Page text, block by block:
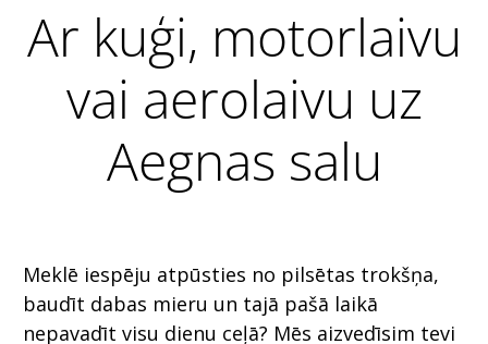
Ar kuģi, motorlaivu
vai aerolaivu uz
Aegnas salu
Meklē iespēju atpūsties no pilsētas trokšņa,
baudīt dabas mieru un tajā pašā laikā
nepavadīt visu dienu ceļā? Mēs aizvedīsim tevi